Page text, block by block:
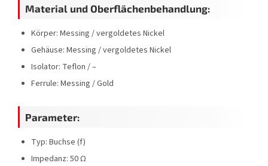
Material und Oberflächenbehandlung:
Körper: Messing / vergoldetes Nickel
Gehäuse: Messing / vergoldetes Nickel
Isolator: Teflon / –
Ferrule: Messing / Gold
Parameter:
Typ: Buchse (f)
Impedanz: 50 Ω